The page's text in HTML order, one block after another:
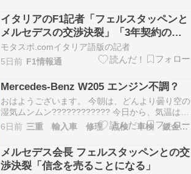
イタリアのF1記者「フェルスタッペンと
メルセデスの交渉決裂」「3年契約の希
望を承認できず」
モタスポ.comイタリア語版の記者
5日前 F1情報通
Mercedes-Benz W205 エンジン不調？
おはようございます。 今朝は、どんより曇り空の
湿気ムンムン???????????? 今日から、気温はか
なり落ち着く感じですが・・・昨日の愛知みたい
にゲリラ豪雨が起こりそうかも！ 本日は、メルセ
デスさん【 MB W205 C220d M654 】 エンジン
不調にてご入庫中！ エン…
6日前 三重 輸入車 修理 点検 車検 鈑金 コーディング
メルセデス会長 フェルスタッペンとの交
渉決裂「信念を売ることになる」